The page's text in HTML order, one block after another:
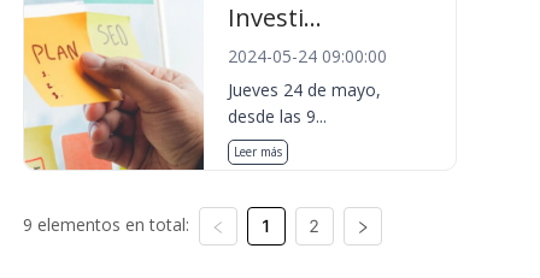
Investi...
2024-05-24 09:00:00
Jueves 24 de mayo,
desde las 9...
Leer más
9 elementos en total: 1 2